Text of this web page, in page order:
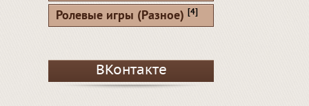
Ролевые игры (Разное) [4]
ВКонтакте